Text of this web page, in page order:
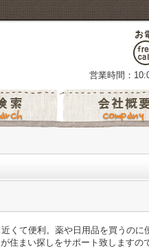
営業時間：
くて便利。薬や日用品を買うの
住まい探しをサポート致しますの